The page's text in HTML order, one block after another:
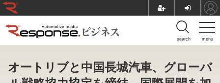
menu
search
オートリブと中国長城汽車、グローバ